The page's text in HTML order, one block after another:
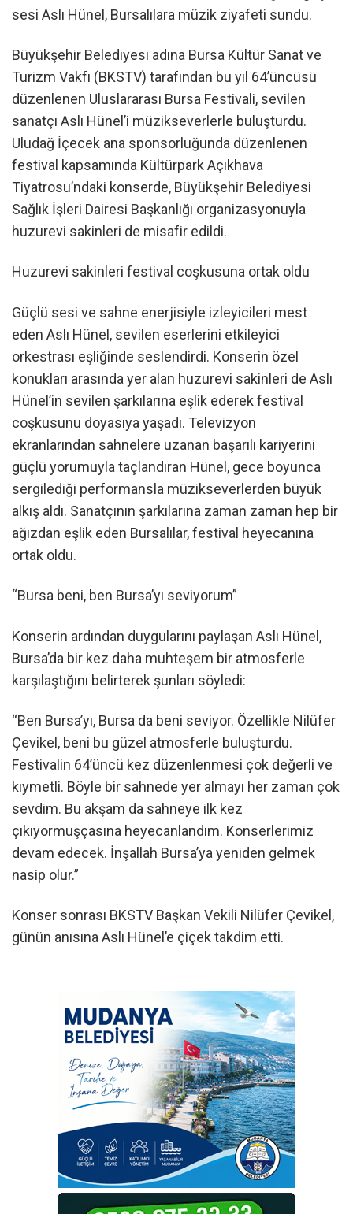
sesi Aslı Hünel, Bursalılara müzik ziyafeti sundu.
Büyükşehir Belediyesi adına Bursa Kültür Sanat ve
Turizm Vakfı (BKSTV) tarafından bu yıl 64’üncüsü
düzenlenen Uluslararası Bursa Festivali, sevilen
sanatçı Aslı Hünel’i müzikseverlerle buluşturdu.
Uludağ İçecek ana sponsorluğunda düzenlenen
festival kapsamında Kültürpark Açıkhava
Tiyatrosu’ndaki konserde, Büyükşehir Belediyesi
Sağlık İşleri Dairesi Başkanlığı organizasyonuyla
huzurevi sakinleri de misafir edildi.
Huzurevi sakinleri festival coşkusuna ortak oldu
Güçlü sesi ve sahne enerjisiyle izleyicileri mest
eden Aslı Hünel, sevilen eserlerini etkileyici
orkestrası eşliğinde seslendirdi. Konserin özel
konukları arasında yer alan huzurevi sakinleri de Aslı
Hünel’in sevilen şarkılarına eşlik ederek festival
coşkusunu doyasıya yaşadı. Televizyon
ekranlarından sahnelere uzanan başarılı kariyerini
güçlü yorumuyla taçlandıran Hünel, gece boyunca
sergilediği performansla müzikseverlerden büyük
alkış aldı. Sanatçının şarkılarına zaman zaman hep bir
ağızdan eşlik eden Bursalılar, festival heyecanına
ortak oldu.
“Bursa beni, ben Bursa’yı seviyorum”
Konserin ardından duygularını paylaşan Aslı Hünel,
Bursa’da bir kez daha muhteşem bir atmosferle
karşılaştığını belirterek şunları söyledi:
“Ben Bursa’yı, Bursa da beni seviyor. Özellikle Nilüfer
Çevikel, beni bu güzel atmosferle buluşturdu.
Festivalin 64’üncü kez düzenlenmesi çok değerli ve
kıymetli. Böyle bir sahnede yer almayı her zaman çok
sevdim. Bu akşam da sahneye ilk kez
çıkıyormuşçasına heyecanlandım. Konserlerimiz
devam edecek. İnşallah Bursa’ya yeniden gelmek
nasip olur.”
Konser sonrası BKSTV Başkan Vekili Nilüfer Çevikel,
günün anısına Aslı Hünel’e çiçek takdim etti.